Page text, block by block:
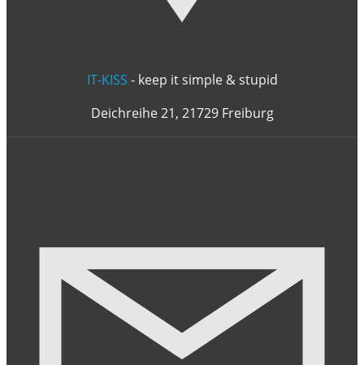
IT-KISS - keep it simple & stupid
Deichreihe 21, 21729 Freiburg